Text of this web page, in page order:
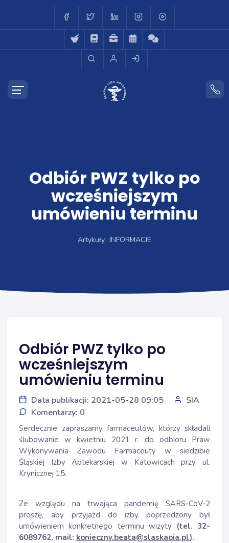
Odbiór PWZ tylko po
wcześniejszym
umówieniu terminu
Artykuły INFORMACJE
Odbiór PWZ tylko po
wcześniejszym
umówieniu terminu
Data publikacji: 2021-05-28 09:05
SIA
Komentarzy: 0
Serdecznie zapraszamy farmaceutów, którzy składali
ślubowanie w kwietniu 2021 r. do odbioru Praw
Wykonywania Zawodu Farmaceuty w siedzibie
Śląskiej Izby Aptekarskiej w Katowicach przy ul.
Krynicznej 15.
Ze względu na trwająca pandemię SARS-CoV-2
proszę, aby przyjazd do izby poprzedzony był
umówieniem konkretnego terminu wizyty (tel. 32-
6089762, mail: konieczny.beata@slaskaoia.pl).